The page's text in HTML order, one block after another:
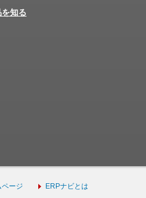
知る
ージ ERPナビとは